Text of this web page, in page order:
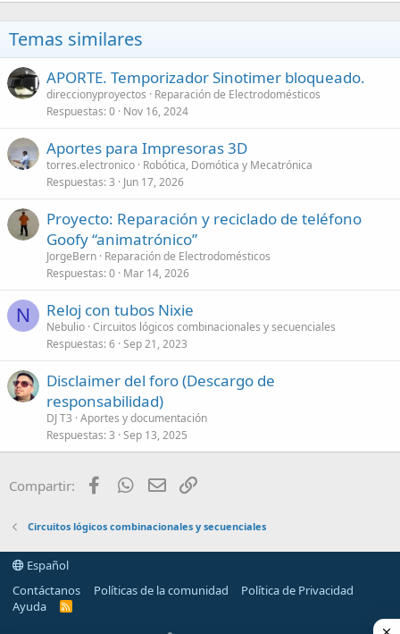
Temas similares
APORTE. Temporizador Sinotimer bloqueado.
direccionyproyectos
Reparación de Electrodomésticos
Respuestas 0 Nov 16, 2024
Aportes para Impresoras 3D
torres.electronico Robótica, Domótica y Mecatrónica
Respuestas 3 Jun 17, 2026
Proyecto: Reparación y reciclado de teléfono
Goofy “animatrónico”
JorgeBern Reparación de Electrodomésticos
Respuestas 0 Mar 14, 2026
N Reloj con tubos Nixie
Nebulio Circuitos lógicos combinacionales y secuenciales
Respuestas 6 Sep 21, 2023
Disclaimer del foro (Descargo de
responsabilidad)
DJ T3 Aportes y documentación
Respuestas 3 Sep 13, 2025
Compartir: FacebookWhatsApp
Email
Circuitos lógicos combinacionales y secuenciales
Español
Contáctanos
Políticas de la comunidad
Política de Privacidad
Ayuda
R